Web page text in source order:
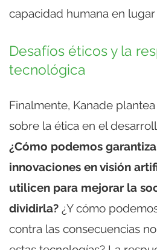
capacidad humana en
Desafíos éticos y la
tecnológica
Finalmente, Kanade
sobre la ética en el
¿Cómo podemos
innovaciones en visión
utilicen para mejorar la
dividirla? ¿Y cómo
contra las consecuencias